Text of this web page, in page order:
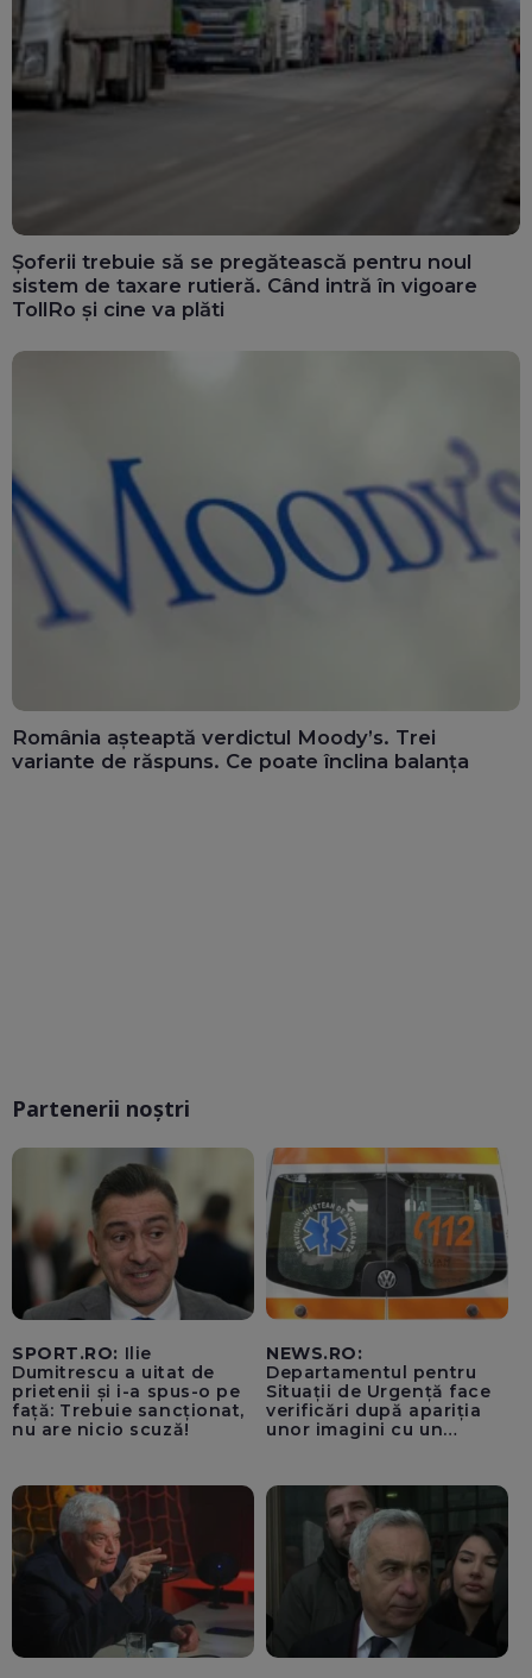
Șoferii trebuie să se pregătească pentru noul
sistem de taxare rutieră. Când intră în vigoare
TollRo și cine va plăti
România așteaptă verdictul Moody’s. Trei
variante de răspuns. Ce poate înclina balanța
Partenerii noștri
SPORT.RO: Ilie
Dumitrescu a uitat de
prietenii și i-a spus-o pe
față: Trebuie sancționat,
nu are nicio scuză!
NEWS.RO:
Departamentul pentru
Situații de Urgență face
verificări după apariția
unor imagini cu un
pentru cumpărături în
timp ce transporta un
pacient către spital